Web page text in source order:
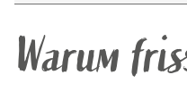
Warum